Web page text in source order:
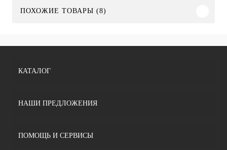
ПОХОЖИЕ ТОВАРЫ (8)
КАТАЛОГ
НАШИ ПРЕДЛОЖЕНИЯ
ПОМОЩЬ И СЕРВИСЫ